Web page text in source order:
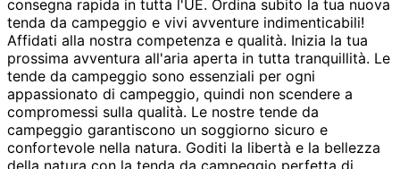
consegna rapida in tutta l'UE. Ordina subito la tua nuova
tenda da campeggio e vivi avventure indimenticabili!
Affidati alla nostra competenza e qualità. Inizia la tua
prossima avventura all'aria aperta in tutta tranquillità. Le
tende da campeggio sono essenziali per ogni
appassionato di campeggio, quindi non scendere a
compromessi sulla qualità. Le nostre tende da
campeggio garantiscono un soggiorno sicuro e
confortevole nella natura. Goditi la libertà e la bellezza
della natura con la tenda da campeggio perfetta di